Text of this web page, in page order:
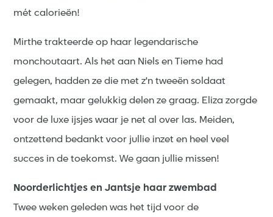
mét calorieën!
Mirthe trakteerde op haar legendarische
monchoutaart. Als het aan Niels en Tieme had
gelegen, hadden ze die met z'n tweeën soldaat
gemaakt, maar gelukkig delen ze graag. Eliza zorgde
voor de luxe ijsjes waar je net al over las. Meiden,
ontzettend bedankt voor jullie inzet en heel veel
succes in de toekomst. We gaan jullie missen!
Noorderlichtjes en Jantsje haar zwembad
Twee weken geleden was het tijd voor de